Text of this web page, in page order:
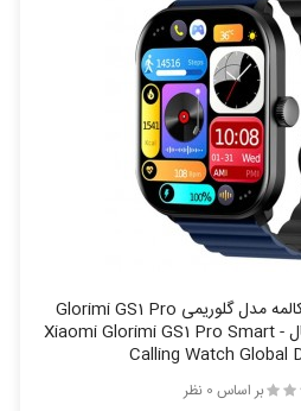
ساعت هوشمند با قابلیت مکالمه مدل گلوریمی Glorimi GS1 Pro
شیائومی نسخه دو بند و گلوبال - Xiaomi Glorimi GS1 Pro Smart
Calling Watch Global
بر اساس 0 نظر